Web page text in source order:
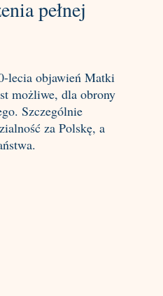
pełnej
lecia objawień Matki
możliwe, dla obrony
Szczególnie
za Polskę, a